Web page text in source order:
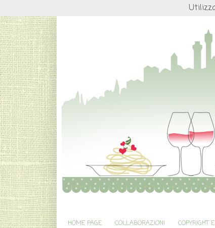
HOME PAGE COLLABORAZIONI COPYRIGHT